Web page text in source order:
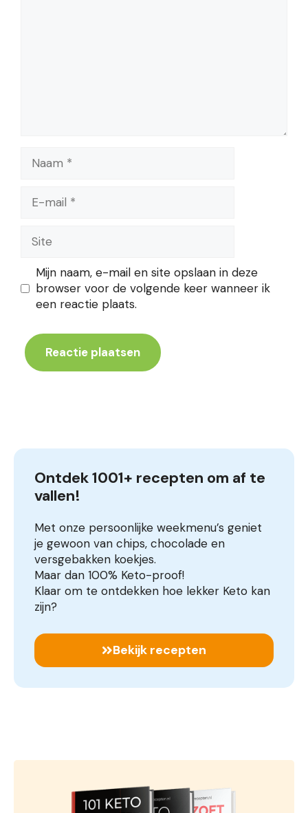
mail
Mijn naam, e-mail en site opslaan in deze
browser voor de volgende keer wanneer ik
een reactie plaats.
Ontdek 1001+ recepten om af te
vallen!
Met onze persoonlijke weekmenu’s geniet
je gewoon van chips, chocolade en
versgebakken koekjes.
Maar dan 100% Keto-proof!
Klaar om te ontdekken hoe lekker Keto kan
zijn?
Bekijk recepten